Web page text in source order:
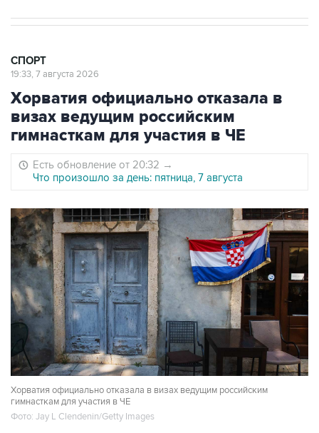
СПОРТ
19:33, 7 августа 2026
Хорватия официально отказала в
визах ведущим российским
гимнасткам для участия в ЧЕ
Есть обновление от 20:32 →
Что произошло за день: пятница, 7 августа
Хорватия официально отказала в визах ведущим российским
гимнасткам для участия в ЧЕ
Фото: Jay L Clendenin/Getty Images